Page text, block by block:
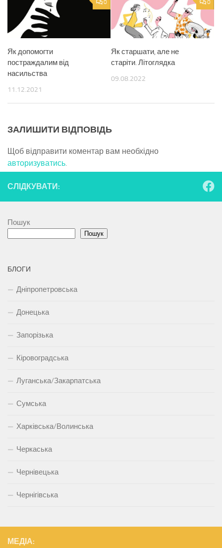
0
Як допомогти
постраждалим від
насильства
11.12.2021
0
Як старшати, але не
старіти. Літоглядка
09.08.2022
ЗАЛИШИТИ ВІДПОВІДЬ
Щоб відправити коментар вам необхідно
авторизуватись
СЛІДКУВАТИ:
Пошук
Пошук
БЛОГИ
Дніпропетровська
Донецька
Запорізька
Кіровоградська
Луганська/Закарпатська
Сумська
Харківська/Волинська
Черкаська
Чернівецька
Чернігівська
МЕДІА: